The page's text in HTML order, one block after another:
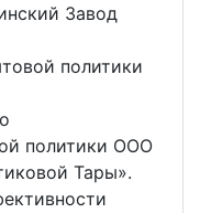
Завод
политики
политики ООО
Тары».